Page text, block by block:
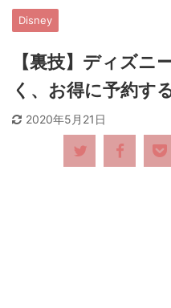
Disney
【裏技】ディズニ
く、お得に予約す
2020年5月21日